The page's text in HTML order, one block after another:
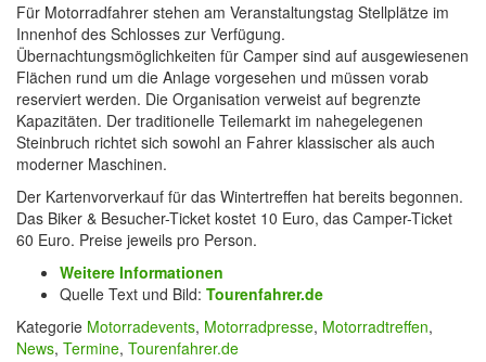
Für Motorradfahrer stehen am Veranstaltungstag Stellplätze im
Innenhof des Schlosses zur Verfügung.
Übernachtungsmöglichkeiten für Camper sind auf ausgewiesenen
Flächen rund um die Anlage vorgesehen und müssen vorab
reserviert werden. Die Organisation verweist auf begrenzte
Kapazitäten. Der traditionelle Teilemarkt im nahegelegenen
Steinbruch richtet sich sowohl an Fahrer klassischer als auch
moderner Maschinen.
Der Kartenvorverkauf für das Wintertreffen hat bereits begonnen.
Das Biker & Besucher-Ticket kostet 10 Euro, das Camper-Ticket
60 Euro. Preise jeweils pro Person.
Weitere Informationen
Quelle Text und Bild: Tourenfahrer.de
Kategorie Motorradevents, Motorradpresse, Motorradtreffen,
News, Termine, Tourenfahrer.de